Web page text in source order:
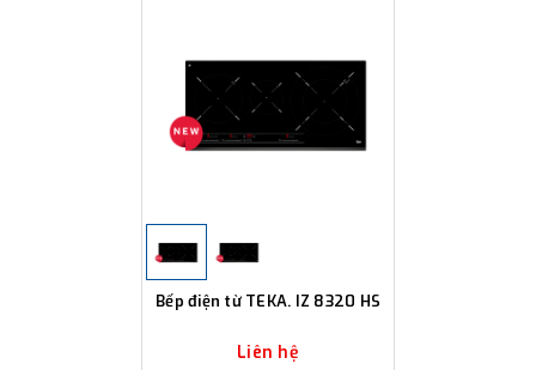
Bếp điện từ TEKA. IZ 8320 HS
Liên hệ